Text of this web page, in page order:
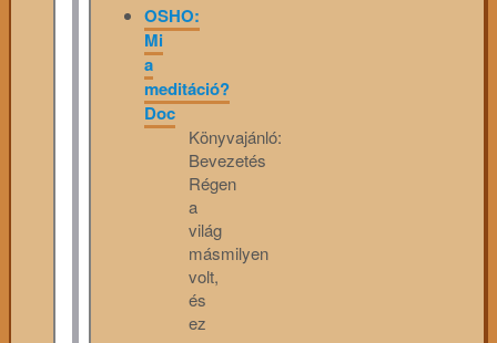
OSHO:
Mi
a
meditáció?
Doc
Könyvajánló:
Bevezetés
Régen
a
világ
másmilyen
volt,
és
ez